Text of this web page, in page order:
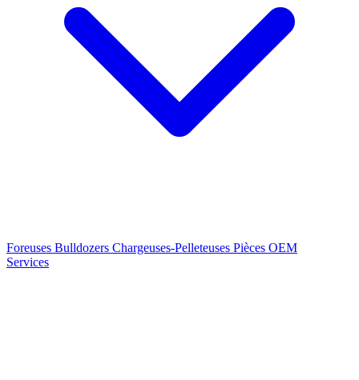
Foreuses Bulldozers Chargeuses-Pelleteuses Pièces OEM
Services